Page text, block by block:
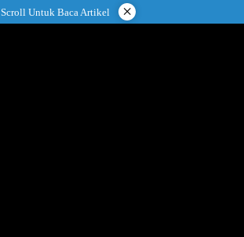
Scroll Untuk Baca Artikel ×